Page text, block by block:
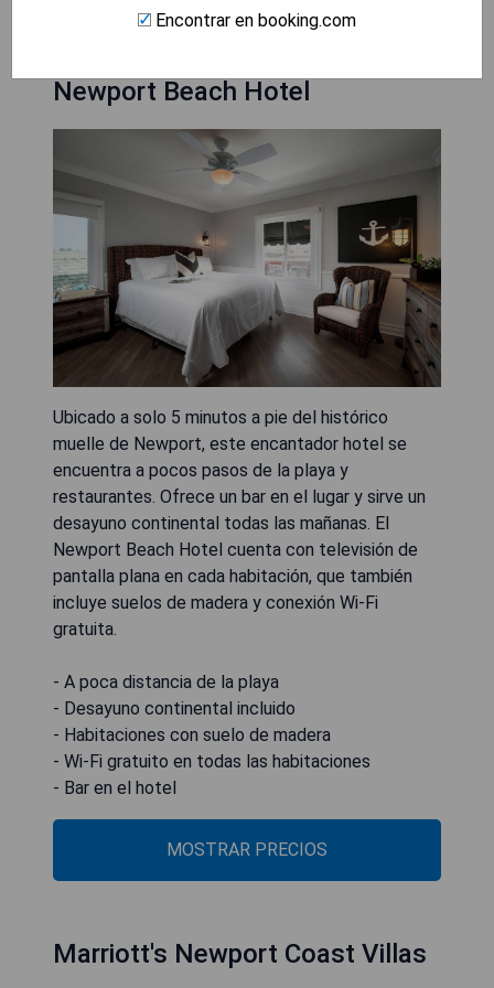
Newport Beach Hotel
Ubicado a solo 5 minutos a pie del histórico
muelle de Newport, este encantador hotel se
encuentra a pocos pasos de la playa y
restaurantes. Ofrece un bar en el lugar y sirve un
desayuno continental todas las mañanas. El
Newport Beach Hotel cuenta con televisión de
pantalla plana en cada habitación, que también
incluye suelos de madera y conexión Wi-Fi
gratuita.
- A poca distancia de la playa
- Desayuno continental incluido
- Habitaciones con suelo de madera
- Wi-Fi gratuito en todas las habitaciones
- Bar en el hotel
MOSTRAR PRECIOS
Marriott's Newport Coast Villas
Encontrar en booking.com